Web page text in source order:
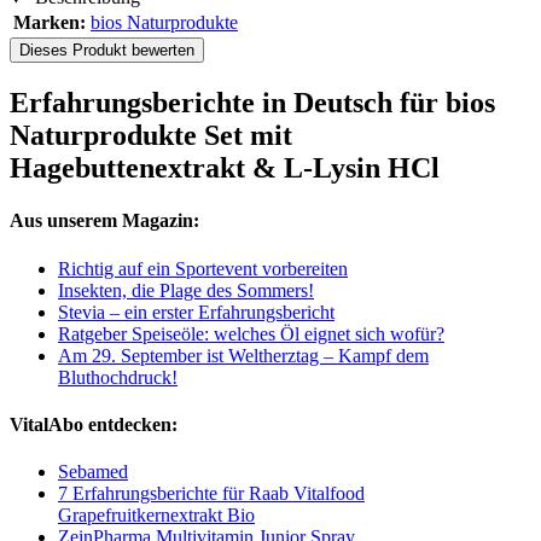
Marken: bios Naturprodukte
Dieses Produkt bewerten
Erfahrungsberichte in Deutsch für bios
Naturprodukte Set mit
Hagebuttenextrakt & L-Lysin HCl
Aus unserem Magazin:
Richtig auf ein Sportevent vorbereiten
Insekten, die Plage des Sommers!
Stevia – ein erster Erfahrungsbericht
Ratgeber Speiseöle: welches Öl eignet sich wofür?
Am 29. September ist Weltherztag – Kampf dem
Bluthochdruck!
VitalAbo entdecken:
Sebamed
7 Erfahrungsberichte für Raab Vitalfood
Grapefruitkernextrakt Bio